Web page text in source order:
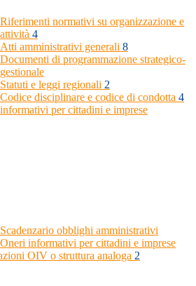
Riferimenti normativi su organizzazione e
attività 4
Atti amministrativi generali 8
Documenti di programmazione strategico-
gestionale
Statuti e leggi regionali 2
Codice disciplinare e codice di condotta 4
per cittadini e imprese
Scadenzario obblighi amministrativi
Oneri informativi per cittadini e imprese
OIV o struttura analoga 2